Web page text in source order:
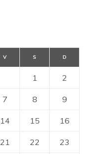
V S D
1 2
7 8 9
14 15 16
21 22 23